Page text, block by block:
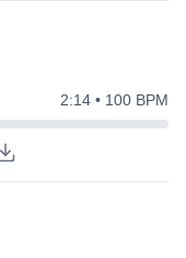
2:14 • 100 BPM